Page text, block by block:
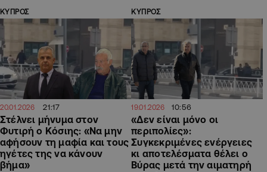
ΚΥΠΡΟΣ
20.01.2026 21:17
Στέλνει μήνυμα στον
Φυτιρή ο Κόσιης: «Να μην
αφήσουν τη μαφία και τους
ηγέτες της να κάνουν
βήμα»
ΚΥΠΡΟΣ
19.01.2026 10:56
«Δεν είναι μόνο οι
περιπολίες»:
Συγκεκριμένες ενέργειες
κι αποτελέσματα θέλει ο
Βύρας μετά την αιματηρή